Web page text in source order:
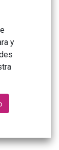
primera
y